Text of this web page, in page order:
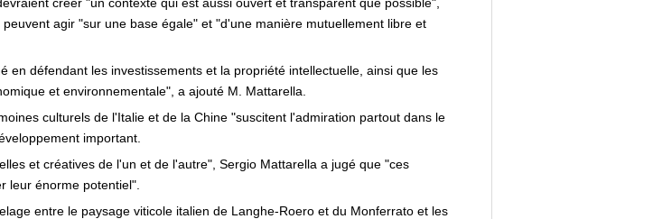
agir "sur une base égale" et "d'une manière mutuellement libre et
défendant les investissements et la propriété intellectuelle, ainsi que les
et environnementale", a ajouté M. Mattarella.
culturels de l'Italie et de la Chine "suscitent l'admiration partout dans le
important.
et créatives de l'un et de l'autre", Sergio Mattarella a jugé que "ces
leur énorme potentiel".
entre le paysage viticole italien de Langhe-Roero et du Monferrato et les